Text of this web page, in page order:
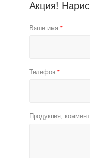
Акция!
Ваше имя *
Телефон *
Продукция,